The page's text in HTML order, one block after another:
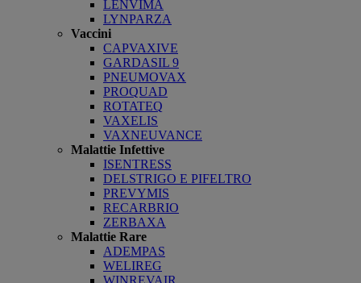
LENVIMA
LYNPARZA
Vaccini
CAPVAXIVE
GARDASIL 9
PNEUMOVAX
PROQUAD
ROTATEQ
VAXELIS
VAXNEUVANCE
Malattie Infettive
ISENTRESS
DELSTRIGO E PIFELTRO
PREVYMIS
RECARBRIO
ZERBAXA
Malattie Rare
ADEMPAS
WELIREG
WINREVAIR